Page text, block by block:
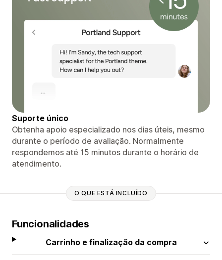
Suporte único
Obtenha apoio especializado nos dias úteis, mesmo
durante o período de avaliação. Normalmente
respondemos até 15 minutos durante o horário de
atendimento.
O QUE ESTÁ INCLUÍDO
Funcionalidades
Carrinho e finalização da compra